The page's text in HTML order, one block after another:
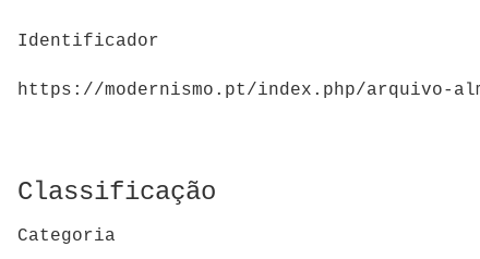
Identificador
https://modernismo.pt/index.php/arquivo-
Classificação
Categoria